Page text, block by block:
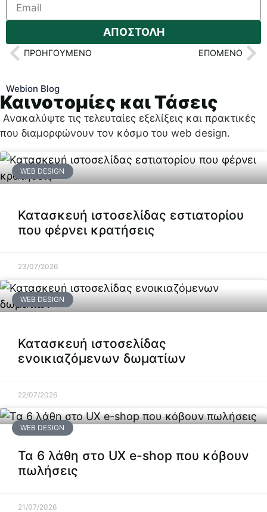
ΑΠΟΣΤΟΛΗ
ΠΡΟΗΓΟΎΜΕΝΟ ΕΠΌΜΕΝΟ
Webion Blog
Καινοτομίες και Τάσεις
Ανακαλύψτε τις τελευταίες εξελίξεις και πρακτικές
που διαμορφώνουν τον κόσμο του web design.
WEB DESIGN
Κατασκευή ιστοσελίδας εστιατορίου
που φέρνει κρατήσεις
23/07/2026
WEB DESIGN
Κατασκευή ιστοσελίδας
ενοικιαζόμενων δωματίων
22/07/2026
WEB DESIGN
Τα 6 λάθη στο UX e-shop που κόβουν
πωλήσεις
21/07/2026